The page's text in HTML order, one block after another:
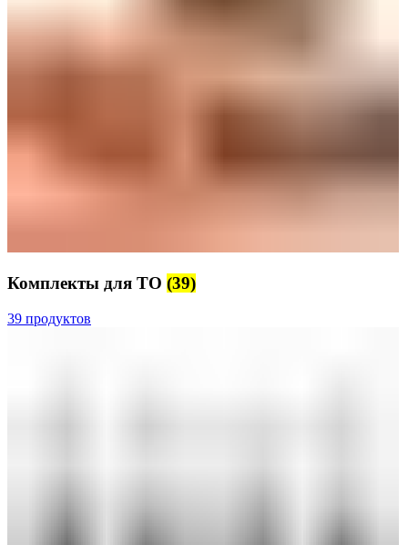
Комплекты для ТО (39)
39 продуктов